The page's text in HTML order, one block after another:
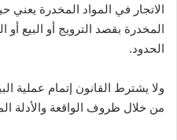
الاتجار في المواد المخدرة يعني
المخدرة بقصد الترويج أو البيع أو
الحدود.
ولا يشترط القانون إتمام عملية
من خلال ظروف الواقعة والأدلة